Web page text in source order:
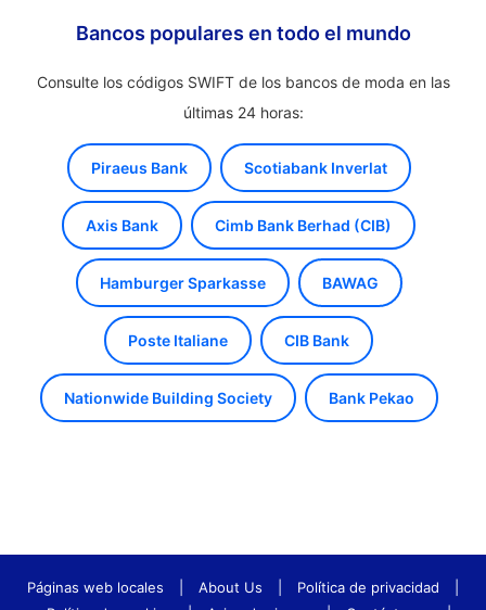
Bancos populares en todo el mundo
Consulte los códigos SWIFT de los bancos de moda en las
últimas 24 horas:
Piraeus Bank Scotiabank Inverlat
Axis Bank Cimb Bank Berhad (CIB)
Hamburger Sparkasse BAWAG
Poste Italiane CIB Bank
Nationwide Building Society Bank Pekao
Páginas web locales About Us Política de privacidad